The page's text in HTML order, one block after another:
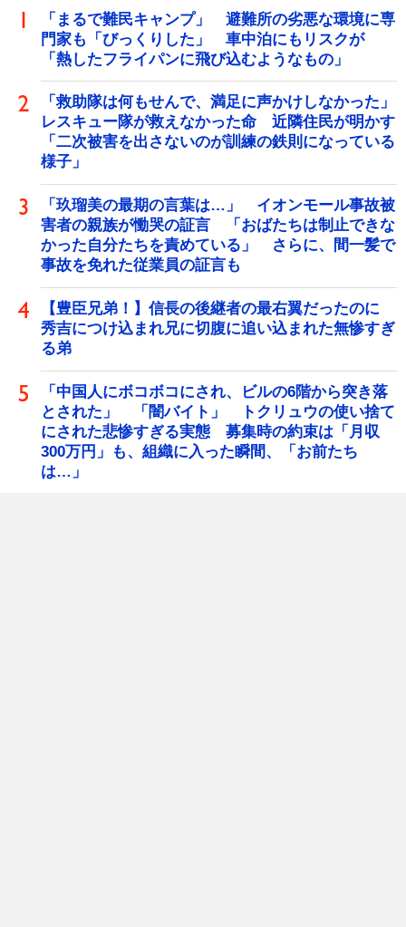
「まるで難民キャンプ」 避難所の劣悪な環境に専
門家も「びっくりした」 車中泊にもリスクが
「熱したフライパンに飛び込むようなもの」
「救助隊は何もせんで、満足に声かけしなかった」
レスキュー隊が救えなかった命 近隣住民が明かす
「二次被害を出さないのが訓練の鉄則になっている
様子」
「玖瑠美の最期の言葉は…」 イオンモール事故被
害者の親族が慟哭の証言 「おばたちは制止できな
かった自分たちを責めている」 さらに、間一髪で
事故を免れた従業員の証言も
【豊臣兄弟！】信長の後継者の最右翼だったのに
秀吉につけ込まれ兄に切腹に追い込まれた無惨すぎ
る弟
「中国人にボコボコにされ、ビルの6階から突き落
とされた」 「闇バイト」 トクリュウの使い捨て
にされた悲惨すぎる実態 募集時の約束は「月収
300万円」も、組織に入った瞬間、「お前たち
は…」